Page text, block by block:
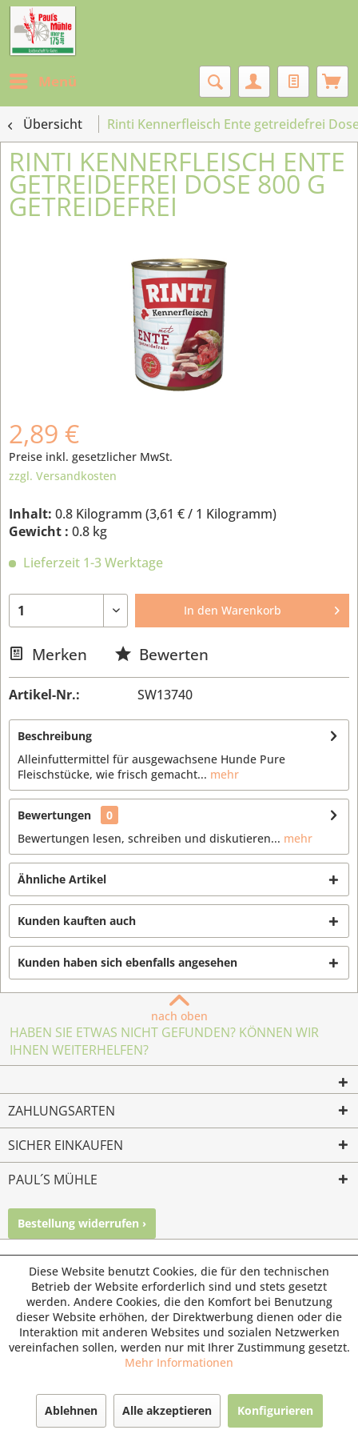
Menü
Übersicht Rinti Kennerfleisch Ente getreidefrei
RINTI KENNERFLEISCH ENTE
GETREIDEFREI DOSE 800 G
GETREIDEFREI
2,89 €
Preise inkl. gesetzlicher MwSt.
zzgl. Versandkosten
Inhalt: 0.8 Kilogramm (3,61 €/ 1 Kilogramm)
Gewicht : 0.8 kg
Lieferzeit 1-3 Werktage
In den Warenkorb
Merken Bewerten
Artikel-Nr.: SW13740
Beschreibung
Alleinfuttermittel für ausgewachsene Hunde Pure
Fleischstücke, wie frisch gemacht... mehr
Bewertungen
0
Bewertungen lesen, schreiben und diskutieren... mehr
Ähnliche Artikel
Kunden kauften auch
Kunden haben sich ebenfalls angesehen
nach oben
HABEN SIE ETWAS NICHT GEFUNDEN? KÖNNEN WIR
IHNEN WEITERHELFEN?
ZAHLUNGSARTEN
SICHER EINKAUFEN
PAUL´S MÜHLE
Bestellung widerrufen ›
© Paul's Mühle | Inhaber: Christof Paul e.K. | Westring 2 |
45659 Recklinghausen
Fax: 02361 -28831 | E-Mail: info@pauls-muehle.de
Diese Website benutzt Cookies, die für den technischen
Betrieb der Website erforderlich sind und stets gesetzt
werden. Andere Cookies, die den Komfort bei Benutzung
dieser Website erhöhen, der Direktwerbung dienen oder die
Interaktion mit anderen Websites und sozialen Netzwerken
vereinfachen sollen, werden nur mit Ihrer Zustimmung gesetzt.
Mehr Informationen
Ablehnen Alle akzeptieren Konfigurieren